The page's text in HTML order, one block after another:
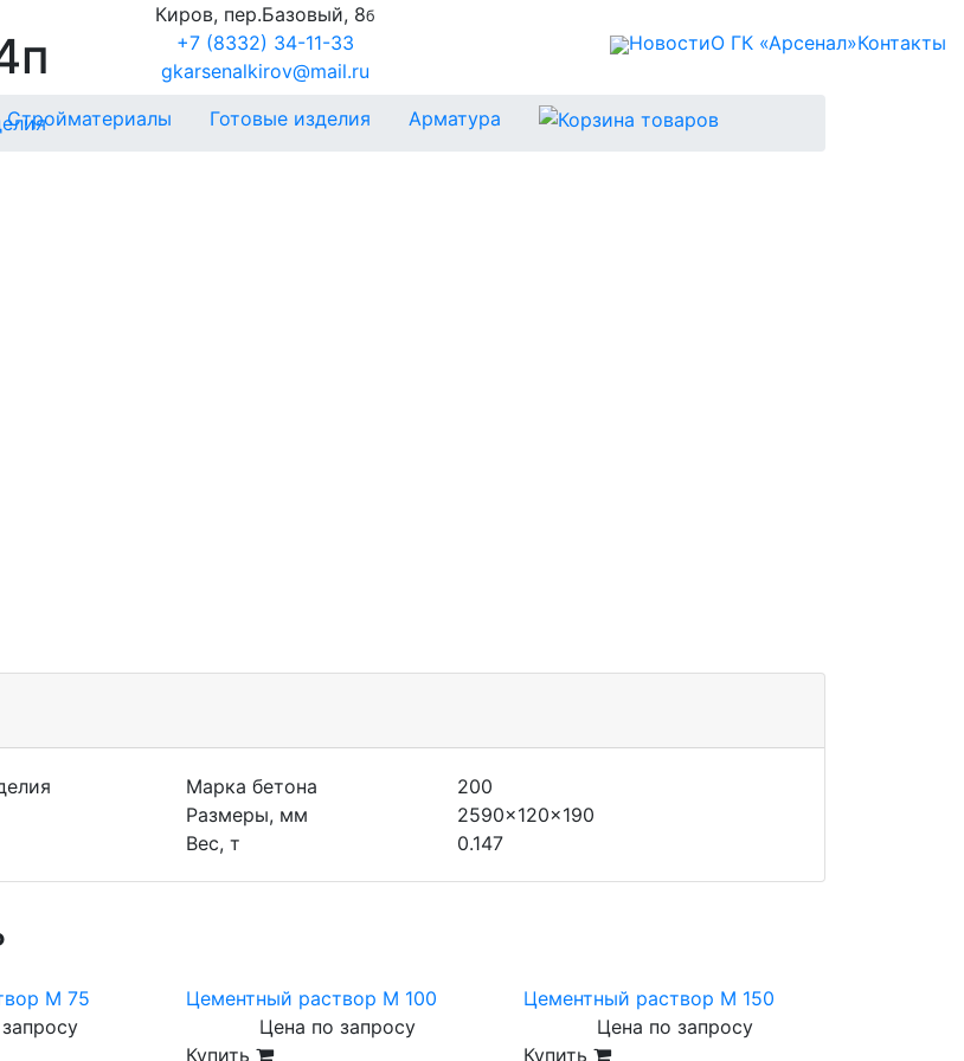
Киров, пер.Базовый, 8б
+7 (8332) 34-11-33
gkarsenalkirov@mail.ru
НовостиО ГК «Арсенал»Контакты
Стройматериалы Готовые изделия Арматура
Марка бетона
200
Размеры, мм
2590x120x190
Вес, т 0.147
М 75
Цементный раствор М 100
Цена по запросу
Купить
Цементный раствор М 150
Цена по запросу
Купить